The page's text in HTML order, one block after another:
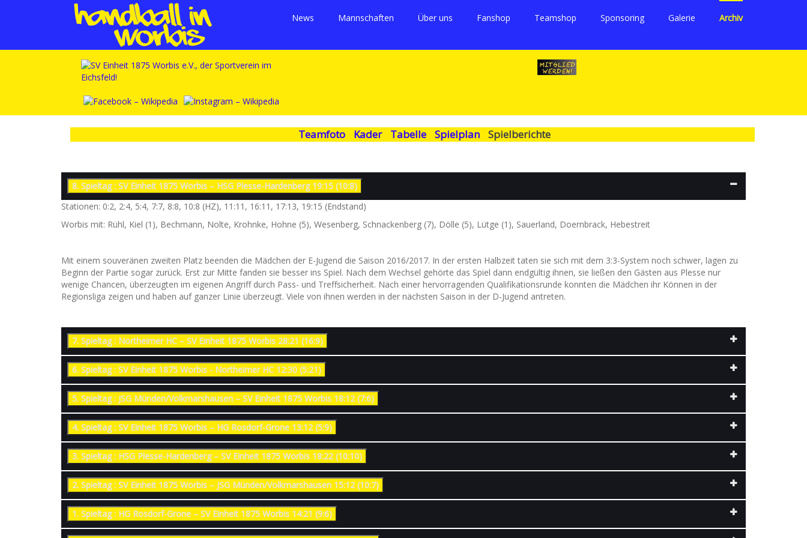
News Mannschaften Über uns Fanshop Teamshop Sponsoring Galerie Archiv
Teamfoto Kader Tabelle Spielplan Spielberichte
8. Spieltag : SV Einheit 1875 Worbis – HSG Plesse-Hardenberg 19:15 (10:8)
Stationen: 0:2, 2:4, 5:4, 7:7, 8:8, 10:8 (HZ), 11:11, 16:11, 17:13, 19:15 (Endstand)
Worbis mit: Rühl, Kiel (1), Bechmann, Nolte, Krohnke, Hohne (5), Wesenberg, Schnackenberg (7), Dölle (5), Lütge (1), Sauerland, Doernbrack, Hebestreit
Mit einem souveränen zweiten Platz beenden die Mädchen der E-Jugend die Saison 2016/2017. In der ersten Halbzeit taten sie sich mit dem 3:3-System noch schwer, lagen zu
Beginn der Partie sogar zurück. Erst zur Mitte fanden sie besser ins Spiel. Nach dem Wechsel gehörte das Spiel dann endgültig ihnen, sie ließen den Gästen aus Plesse nur
wenige Chancen, überzeugten im eigenen Angriff durch Pass- und Treffsicherheit. Nach einer hervorragenden Qualifikationsrunde konnten die Mädchen ihr Können in der
Regionsliga zeigen und haben auf ganzer Linie überzeugt. Viele von ihnen werden in der nächsten Saison in der D-Jugend antreten.
7. Spieltag : Northeimer HC – SV Einheit 1875 Worbis 28:21 (16:9)
6. Spieltag : SV Einheit 1875 Worbis - Northeimer HC 12:30 (5:21)
5. Spieltag : JSG Münden/Volkmarshausen – SV Einheit 1875 Worbis 18:12 (7:6)
4. Spieltag : SV Einheit 1875 Worbis – HG Rosdorf-Grone 13:12 (5:9)
3. Spieltag : HSG Plesse-Hardenberg – SV Einheit 1875 Worbis 18:22 (10:10)
2. Spieltag : SV Einheit 1875 Worbis – JSG Münden/Volkmarshausen 15:12 (10:7)
1. Spieltag : HG Rosdorf-Grone – SV Einheit 1875 Worbis 14:21 (9:6)